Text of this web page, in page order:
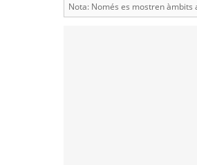
Nota: Només es mostren àmbits